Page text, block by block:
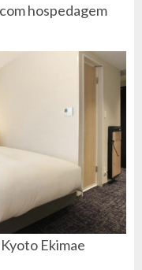
hospedagem
Ekimae